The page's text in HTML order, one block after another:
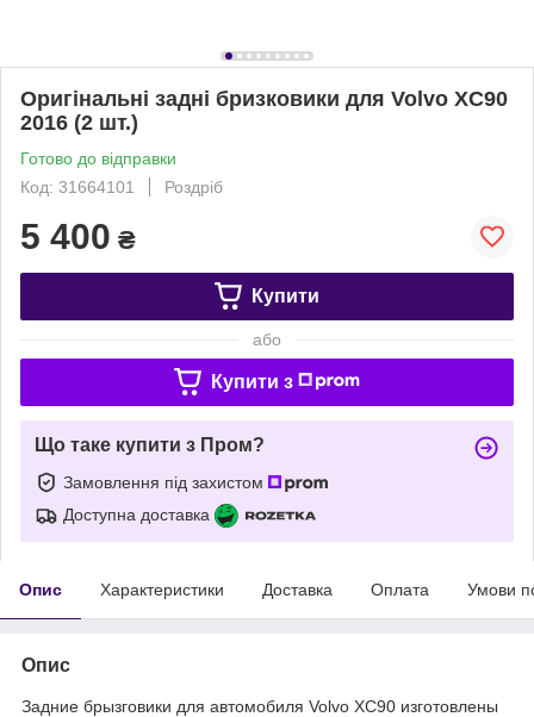
Оригінальні задні бризковики для Volvo XC90
2016 (2 шт.)
Готово до відправки
Код: 31664101
Роздріб
5 400 ₴
Купити
або
Купити з
Що таке купити з Пром?
Замовлення під захистом
Доступна доставка
Опис Характеристики Доставка Оплата Умови
Опис
Задние брызговики для автомобиля Volvo XC90 изготовлены